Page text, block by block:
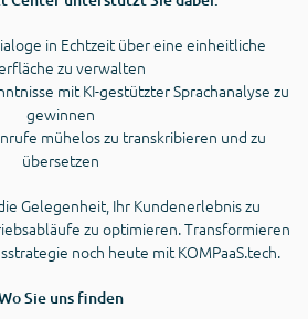
in Echtzeit über eine einheitliche
zu verwalten
mit KI-gestützter Sprachanalyse zu
gewinnen
mühelos zu transkribieren und zu
übersetzen
Gelegenheit, Ihr Kundenerlebnis zu
zu optimieren. Transformieren
noch heute mit KOMPaaS.tech.
Sie uns finden